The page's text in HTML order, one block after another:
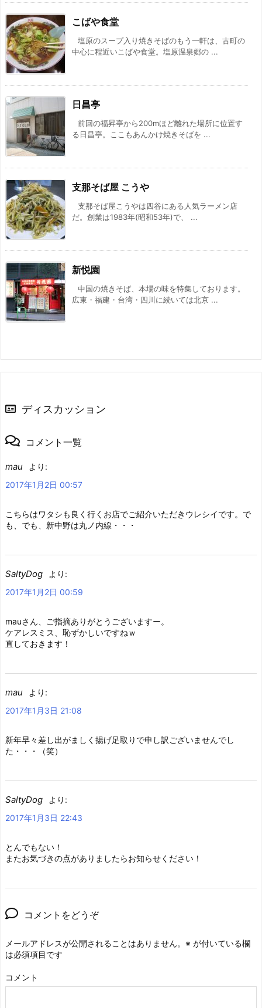
こばや食堂
塩原のスープ入り焼きそばのもう一軒は、古町の
中心に程近いこばや食堂。塩原温泉郷の ...
日昌亭
前回の福昇亭から200mほど離れた場所に位置す
る日昌亭。ここもあんかけ焼きそばを ...
支那そば屋 こうや
支那そば屋こうやは四谷にある人気ラーメン店
だ。創業は1983年(昭和53年)で、 ...
新悦園
中国の焼きそば、本場の味を特集しております。
広東・福建・台湾・四川に続いては北京 ...
ディスカッション
コメント一覧
mau
より:
2017年1月2日 00:57
こちらはワタシも良く行くお店でご紹介いただきウレシイです。で
も、でも、新中野は丸ノ内線・・・
SaltyDog
より:
2017年1月2日 00:59
mauさん、ご指摘ありがとうございますー。
ケアレスミス、恥ずかしいですねｗ
直しておきます！
mau
より:
2017年1月3日 21:08
新年早々差し出がましく揚げ足取りで申し訳ございませんでし
た・・・（笑）
SaltyDog
より:
2017年1月3日 22:43
とんでもない！
またお気づきの点がありましたらお知らせください！
コメントをどうぞ
メールアドレスが公開されることはありません。 ※ が付いている欄
は必須項目です
コメント